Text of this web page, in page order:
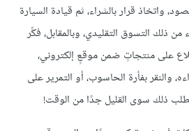
واتخاذ قرار بالشراء، ثم قيادة السيارة
من ذلك التسوق التقليدي، وبالمقابل، فكِّر
على منتجاتٍ ضمن موقعٍ إلكتروني،
والنقر بفأرة الحاسوب، أو التمرير على
ذلك سوى القليل جدًا من الوقت!